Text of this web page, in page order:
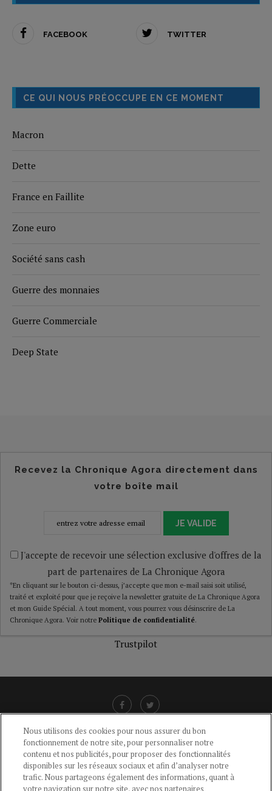
FACEBOOK TWITTER
CE QUI NOUS PRÉOCCUPE EN CE MOMENT
Macron
Dette
France en Faillite
Zone euro
Société sans cash
Guerre des monnaies
Guerre Commerciale
Deep State
Recevez la Chronique Agora directement dans
votre boîte mail
JE VALIDE
J'accepte de recevoir une sélection exclusive d'offres de la
part de partenaires de La Chronique Agora
*En cliquant sur le bouton ci-dessus, j’accepte que mon e-mail saisi soit utilisé,
traité et exploité pour que je reçoive la newsletter gratuite de La Chronique Agora
et mon Guide Spécial. A tout moment, vous pourrez vous désinscrire de La
Chronique Agora. Voir notre Politique de confidentialité.
Trustpilot
CGU-POLITIQUE DE CONFIDENTIALITÉ -POLITIQUE DES COOKIES
MENTIONS LÉGALES -AIDE
Nous utilisons des cookies pour nous assurer du bon
fonctionnement de notre site, pour personnaliser notre
contenu et nos publicités, pour proposer des fonctionnalités
disponibles sur les réseaux sociaux et afin d’analyser notre
trafic. Nous partageons également des informations, quant à
votre navigation sur notre site, avec nos partenaires